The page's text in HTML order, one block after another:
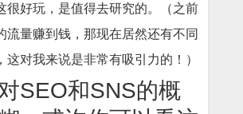
很好玩，是值得去研究的。（之前
流量赚到钱，那现在居然还有不同
这对我来说是非常有吸引力的！）
SEO和SNS的概